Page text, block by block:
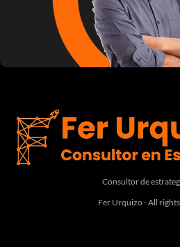
Consultor de
Fer Urquizo - All